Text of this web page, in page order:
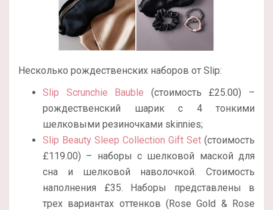
Несколько рождественских наборов от Slip:
Slip Scrunchie Bauble (стоимость £25.00) –
рождественский шарик с 4 тонкими
шелковыми резиночками skinnies;
Slip Beauty Sleep Collection Gift Set (стоимость
£119.00) – наборы с шелковой маской для
сна и шелковой наволочкой. Стоимость
наполнения £35. Наборы представлены в
трех вариантах оттенков (Rose Gold & Rose